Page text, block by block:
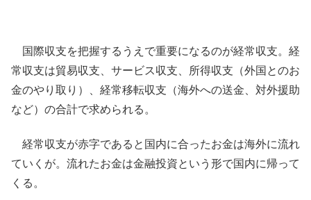
国際収支を把握するうえで重要になるのが経常収支。経
常収支は貿易収支、サービス収支、所得収支（外国とのお
金のやり取り）、経常移転収支（海外への送金、対外援助
など）の合計で求められる。
経常収支が赤字であると国内に合ったお金は海外に流れ
ていくが。流れたお金は金融投資という形で国内に帰って
くる。